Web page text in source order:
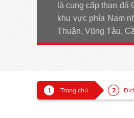
là cung cấp than đá
khu vực phía Nam
Thuận, Vũng Tàu,
Trang chủ